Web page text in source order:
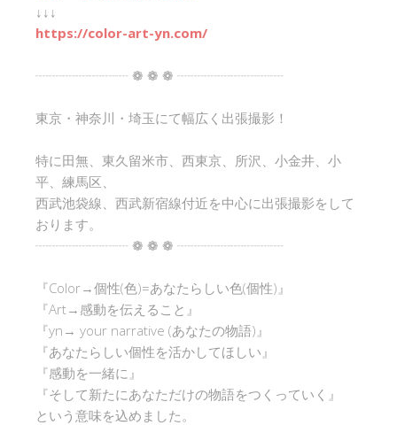
↓↓↓
https://color-art-yn.com/
┈┈┈┈┈┈┈ ❁ ❁ ❁ ┈┈┈┈┈┈┈┈
東京・神奈川・埼玉にて幅広く出張撮影！
特に田無、東久留米市、西東京、所沢、小金井、小
平、練馬区、
西武池袋線、西武新宿線付近を中心に出張撮影をして
おります。
┈┈┈┈┈┈┈ ❁ ❁ ❁ ┈┈┈┈┈┈┈┈
『Color→個性(色)=あなたらしい色(個性)』
『Art→感動を伝えること』
『yn→ your narrative (あなたの物語)』
『あなたらしい個性を活かしてほしい』
『感動を一緒に』
『そして新たにあなただけの物語をつくっていく』
という意味を込めました。